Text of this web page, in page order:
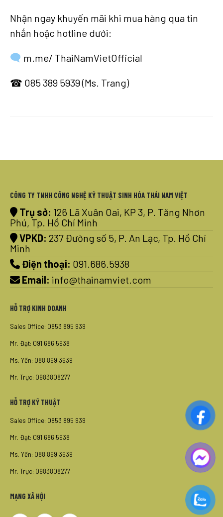
Nhận ngay khuyến mãi khi mua hàng qua tin
nhắn hoặc hotline dưới: ​
m.me/ ThaiNamVietOfficial ​
☎ 085 389 5939 (Ms. Trang)
CÔNG TY TNHH CÔNG NGHỆ KỸ THUẬT SINH HÓA THÁI NAM VIỆT
Trụ sở: 126 Lã Xuân Oai, KP 3, P. Tăng Nhơn
Phú, Tp. Hồ Chí Minh
VPKD: 237 Đường số 5, P. An Lạc, Tp. Hồ Chí
Minh
Điện thoại: 091.686.5938
Email: info@thainamviet.com
HỖ TRỢ KINH DOANH
Sales Office: 0853 895 939
Mr. Đạt: 091 686 5938
Ms. Yến: 088 869 3639
Mr. Trực: 0983808277
HỖ TRỢ KỸ THUẬT
Sales Office: 0853 895 939
Mr. Đạt: 091 686 5938
Ms. Yến: 088 869 3639
Mr. Trực: 0983808277
MẠNG XÃ HỘI